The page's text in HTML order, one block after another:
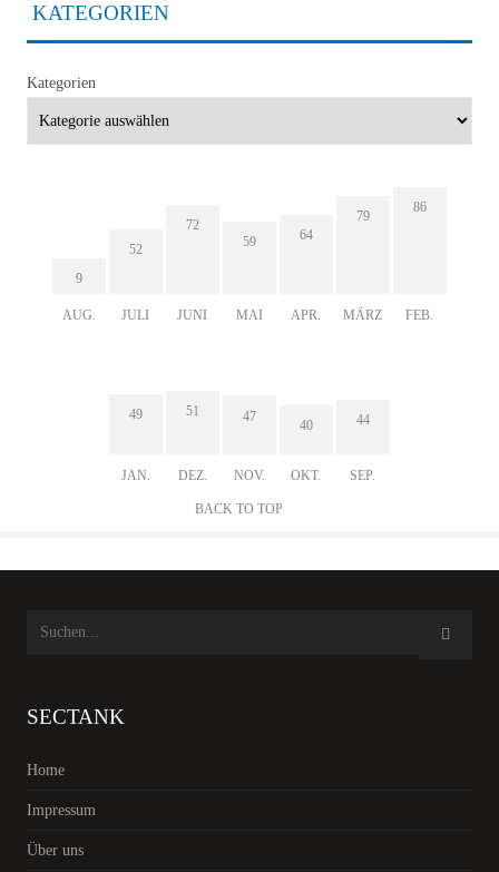
KATEGORIEN
Kategorien
9
AUG.
52
JULI
72
JUNI
59
MAI
64
APR.
79
MÄRZ
86
FEB.
49
JAN.
51
DEZ.
47
NOV.
40
OKT.
44
SEP.
BACK TO TOP
SECTANK
Home
Impressum
Über uns